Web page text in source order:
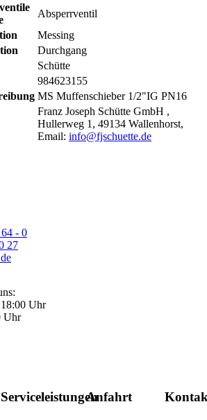
Absperrventil
Messing
Durchgang
Schütte
984623155
MS Muffenschieber 1/2"IG PN16
Franz Joseph Schütte GmbH ,
Hullerweg 1, 49134 Wallenhorst,
Email: info@fjschuette.de
- 0
27
Uhr
Uhr
ServiceleistungenAnfahrt